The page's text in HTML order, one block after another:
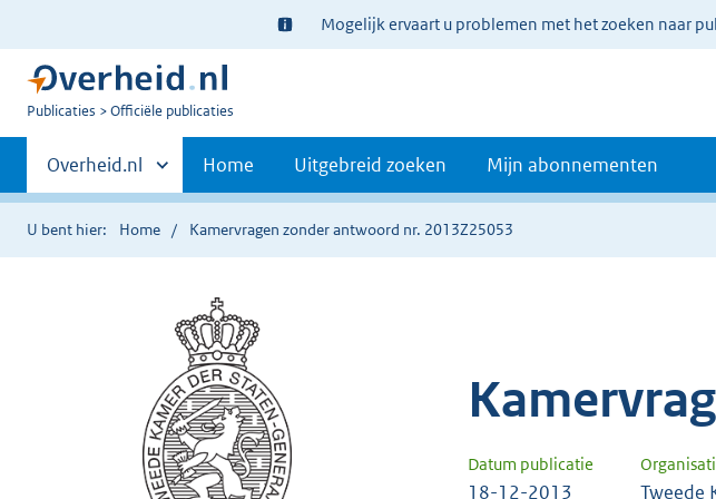
Ter
informatie:
Mogelijk ervaart u problemen met het zoeken naar
U
Publicaties Officiële publicaties
Primaire
navigatie
Andere
sites
binnen
Overheid.nl Home Uitgebreid zoeken Mijn abonnementen
U bent hier: Home Kamervragen zonder antwoord nr. 2013Z25053
Datum publicatie
18-12-2013 Tweede